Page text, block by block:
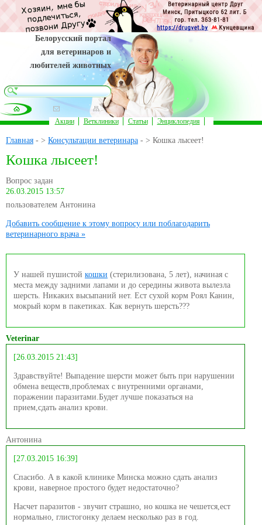
Белорусский портал
для ветеринаров и
любителей животных
Главная - > Консультации ветеринара - > Кошка лысеет!
Кошка лысеет!
Вопрос задан
26.03.2015 13:57
пользователем Антонина
Добавить сообщение к этому вопросу или поблагодарить
ветеринарного врача »
У нашей пушистой кошки (стерилизована, 5 лет), начиная с
места между задними лапами и до середины живота вылезла
шерсть. Никаких высыпаний нет. Ест сухой корм Роял Канин,
мокрый корм в пакетиках. Как вернуть шерсть???
Veterinar
[26.03.2015 21:43]
Здравствуйте! Выпадение шерсти может быть при нарушении
обмена веществ,проблемах с внутренними органами,
поражении паразитами.Будет лучше показаться на
прием,сдать анализ крови.
Антонина
[27.03.2015 16:39]
Спасибо. А в какой клинике Минска можно сдать анализ
крови, наверное простого будет недостаточно?
Насчет паразитов - звучит страшно, но кошка не чешется,ест
нормально, глистогонку делаем несколько раз в год.
Акции Ветклиники Статьи Энциклопедия